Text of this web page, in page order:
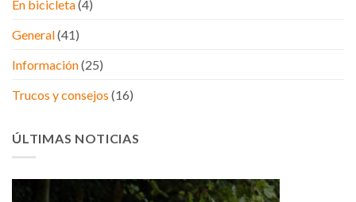
En bicicleta(4)
General(41)
Información(25)
Trucos y consejos (16)
ÚLTIMAS NOTICIAS